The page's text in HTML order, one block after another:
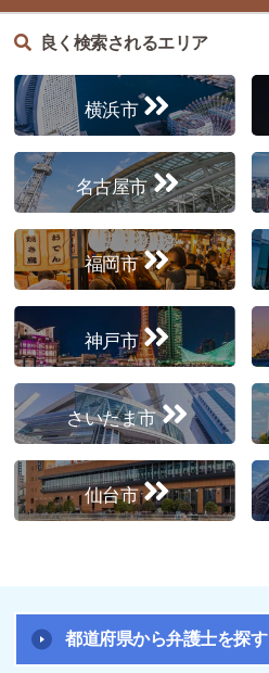
良く検索されるエリア
横浜市
名古屋市
福岡市
神戸市
さいたま市
仙台市
都道府県から弁護士を探す